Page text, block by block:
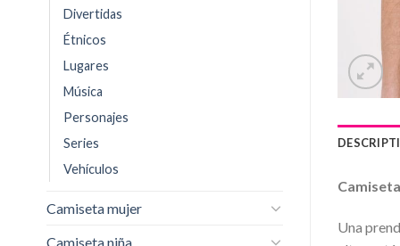
Divertidas
Étnicos
Lugares
Música
Personajes
Series
Vehículos
Camiseta mujer
Camiseta niña
Una